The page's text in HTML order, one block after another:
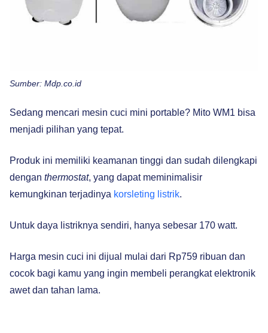
Sumber: Mdp.co.id
Sedang mencari mesin cuci mini portable? Mito WM1 bisa
menjadi pilihan yang tepat.
Produk ini memiliki keamanan tinggi dan sudah dilengkapi
dengan thermostat, yang dapat meminimalisir
kemungkinan terjadinya korsleting listrik.
Untuk daya listriknya sendiri, hanya sebesar 170 watt.
Harga mesin cuci ini dijual mulai dari Rp759 ribuan dan
cocok bagi kamu yang ingin membeli perangkat elektronik
awet dan tahan lama.